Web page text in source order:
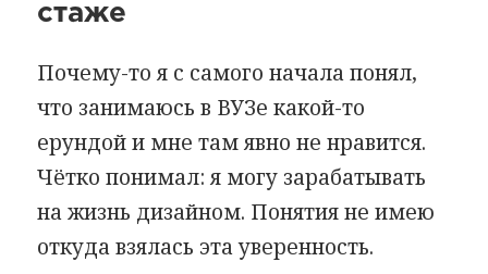
стаже
Почему-то я с самого начала понял,
что занимаюсь в ВУЗе какой-то
ерундой и мне там явно не нравится.
Чётко понимал: я могу зарабатывать
на жизнь дизайном. Понятия не имею
откуда взялась эта уверенность.